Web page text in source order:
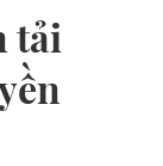
tải